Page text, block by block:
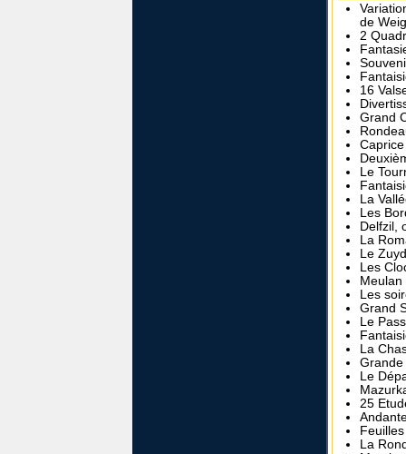
de
2
16
Grand
Le
La
Les
Delfzil,
La
Le
Les
Meulan
Les
Grand
Le
La
Le
25
La